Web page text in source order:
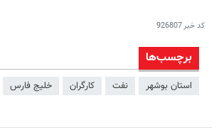
کد خبر926807
برچسب‌ها
استان بوشهر نفت کارگران خلیج فارس